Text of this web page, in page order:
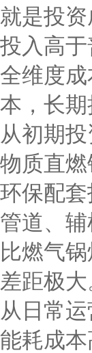
就是投
投入高
全维度
本，长期
从初期
物质直
环保配
管道、
比燃气
差距极大
从日常
能耗成